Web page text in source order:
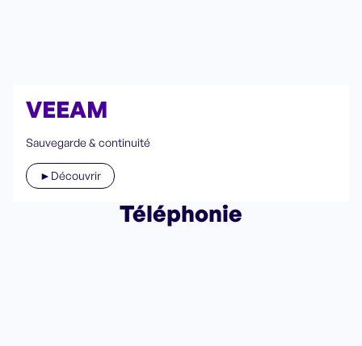
VEEAM
Sauvegarde & continuité
►Découvrir
Téléphonie